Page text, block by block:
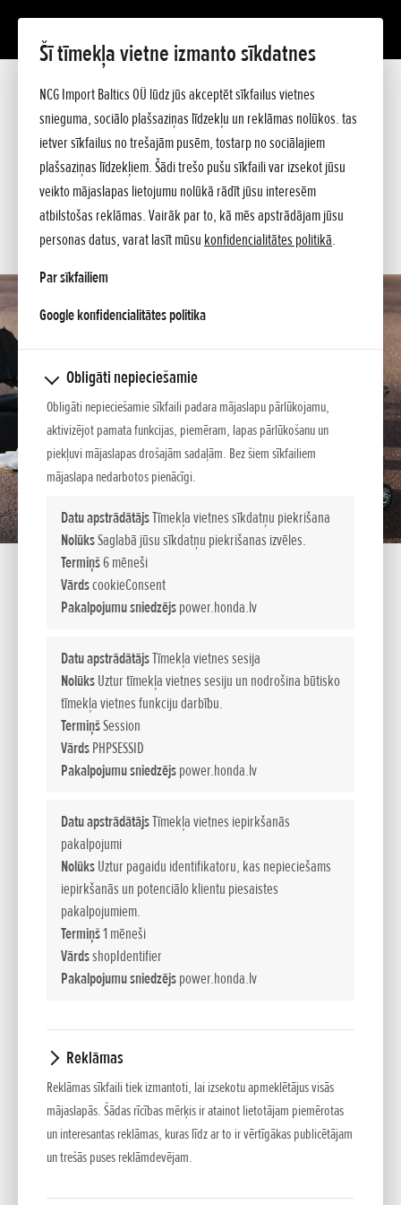
Šī tīmekļa vietne izmanto sīkdatnes
NCG Import Baltics OÜ lūdz jūs akceptēt sīkfailus vietnes
snieguma, sociālo plašsaziņas līdzekļu un reklāmas nolūkos. tas
ietver sīkfailus no trešajām pusēm, tostarp no sociālajiem
plašsaziņas līdzekļiem. Šādi trešo pušu sīkfaili var izsekot jūsu
veikto mājaslapas lietojumu nolūkā rādīt jūsu interesēm
atbilstošas reklāmas. Vairāk par to, kā mēs apstrādājam jūsu
personas datus, varat lasīt mūsu konfidencialitātes politikā.
Par sīkfailiem
Google konfidencialitātes politikaopens in a new tab
Obligāti nepieciešamie
Obligāti nepieciešamie sīkfaili padara mājaslapu pārlūkojamu,
aktivizējot pamata funkcijas, piemēram, lapas pārlūkošanu un
piekļuvi mājaslapas drošajām sadaļām. Bez šiem sīkfailiem
mājaslapa nedarbotos pienācīgi.
Datu apstrādātājsTīmekļa vietnes sīkdatņu piekrišana
NolūksSaglabā jūsu sīkdatņu piekrišanas izvēles.
Termiņš6 mēneši
VārdscookieConsent
Pakalpojumu sniedzējspower.honda.lv
Datu apstrādātājsTīmekļa vietnes sesija
NolūksUztur tīmekļa vietnes sesiju un nodrošina būtisko
tīmekļa vietnes funkciju darbību.
TermiņšSession
VārdsPHPSESSID
Pakalpojumu sniedzējspower.honda.lv
Datu apstrādātājsTīmekļa vietnes iepirkšanās
pakalpojumi
NolūksUztur pagaidu identifikatoru, kas nepieciešams
iepirkšanās un potenciālo klientu piesaistes
pakalpojumiem.
Termiņš1 mēneši
VārdsshopIdentifier
Pakalpojumu sniedzējspower.honda.lv
Reklāmas
Reklāmas sīkfaili tiek izmantoti, lai izsekotu apmeklētājus visās
mājaslapās. Šādas rīcības mērķis ir atainot lietotājam piemērotas
un interesantas reklāmas, kuras līdz ar to ir vērtīgākas publicētājam
un trešās puses reklāmdevējam.
Prezentācija
Tehniskie dati
Cenrādis
Jautājiet sīkāku informāciju
PIEDĀVĀJUMS
SERVISA LAIKS
KONTAKTI
EU 30iS
PORTATĪVIE ĢENERATORI
Mūsu portatīvie ģeneratori, kas ir kompakti, viegli un īpaši
klusi, nodrošina īpaši tīru jaudu pat visnomaļākajās vietās.
Šie ģeneratori, kas ir ļoti portatīvi un nodrošina zemu
korpusiem, kā arī modernu trokšņu slāpēšanas sistēmu, kas
efektīvi samazina ekspluatācijas trokšņus līdz komfortablam
līmenim. Minimālo svaru nodrošina īpaši viegli materiāli,
piemēram, magnijs. EU modeļu unikālā invertora tehnoloģija
nodrošina augstas kvalitātes elektroenerģiju, kas
nepieciešama jutīga elektroniskā aprīkojuma, piemēram,
datoru drošai darbināšanai. Šī tehnoloģija samazina
funkciju, kas automātiski pieskaņo motora apgriezienus
nepieciešamajai elektroenerģijas izstrādei, nodrošinot
neticami zemu degvielas patēriņu. Papildus divus vienādus
EU sērijas modeļus ar paralēlslēguma kabeli var saslēgt
kopā. Šādi ir iespējams iegūt divkāršu jaudu un paplašināt šo
ģeneratoru pielietojuma jomu vēl vairāk.